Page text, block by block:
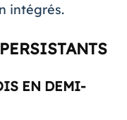
intégrés.
EN DEMI-